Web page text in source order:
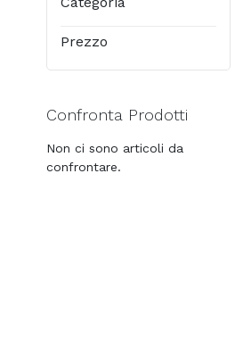
Prezzo
Confronta Prodotti
Non ci sono articoli da
confrontare.